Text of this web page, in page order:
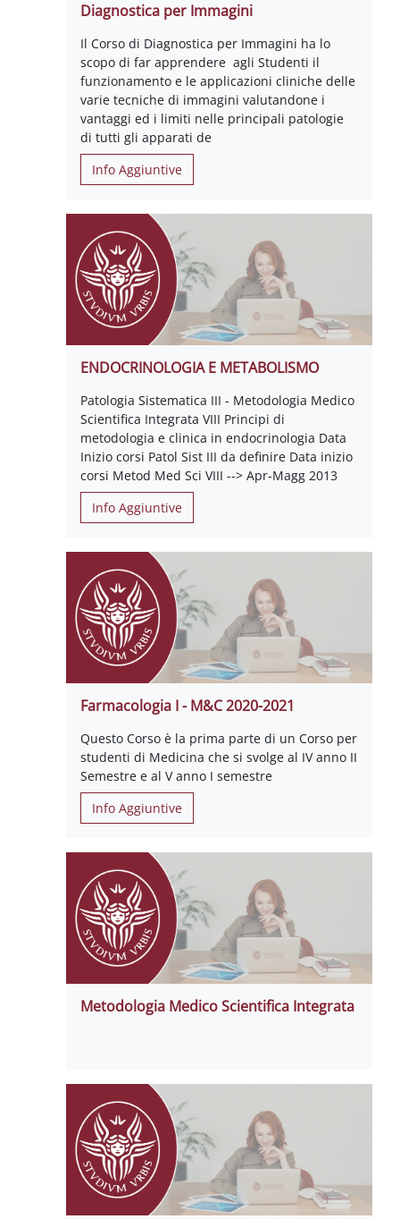
Diagnostica per Immagini
Il Corso di Diagnostica per Immagini ha lo
scopo di far apprendere agli Studenti il
funzionamento e le applicazioni cliniche delle
varie tecniche di immagini valutandone i
vantaggi ed i limiti nelle principali patologie
di tutti gli apparati de
Info Aggiuntive
ENDOCRINOLOGIA E METABOLISMO
Patologia Sistematica III - Metodologia Medico
Scientifica Integrata VIII Principi di
metodologia e clinica in endocrinologia Data
Inizio corsi Patol Sist III da definire Data inizio
corsi Metod Med Sci VIII --> Apr-Magg 2013
Info Aggiuntive
Farmacologia I - M&C 2020-2021
Questo Corso è la prima parte di un Corso per
studenti di Medicina che si svolge al IV anno II
Semestre e al V anno I semestre
Info Aggiuntive
Metodologia Medico Scientifica Integrata